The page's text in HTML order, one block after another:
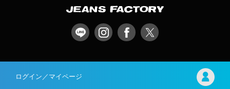
ログイン／マイページ